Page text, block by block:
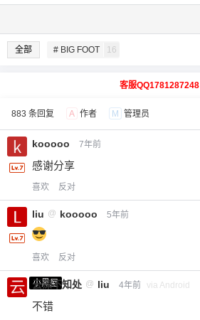
全部 # BIG FOOT 16
客服QQ1781287248
883 条回复 A 作者 M 管理员
kooooo 7年前
感谢分享
喜欢 反对
liu @ kooooo 5年前
喜欢 反对
小黑屋
云深不知处 @ liu 4年前 via Android
不错